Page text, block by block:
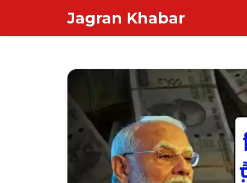
content
Jagran Khabar